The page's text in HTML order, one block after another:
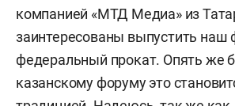
компанией «МТД Медиа» из
заинтересованы выпустить наш
федеральный прокат. Опять же
казанскому форуму это